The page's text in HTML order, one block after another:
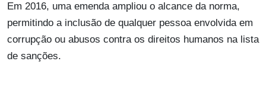
Em 2016, uma emenda ampliou o alcance da norma,
permitindo a inclusão de qualquer pessoa envolvida em
corrupção ou abusos contra os direitos humanos na lista
de sanções.